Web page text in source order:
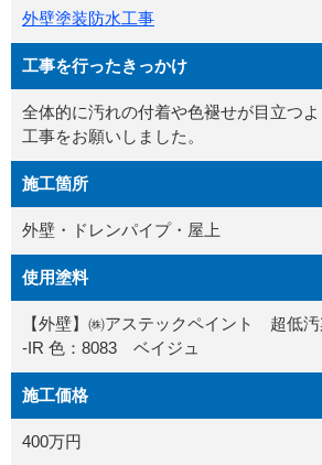
外壁塗装防水工事
工事を行ったきっかけ
全体的に汚れの付着や色褪せが目立つ
工事をお願いしました。
施工箇所
外壁・ドレンパイプ・屋上
使用塗料
【外壁】㈱アステックペイント 超低
-IR 色：8083 ベイジュ
施工価格
400万円